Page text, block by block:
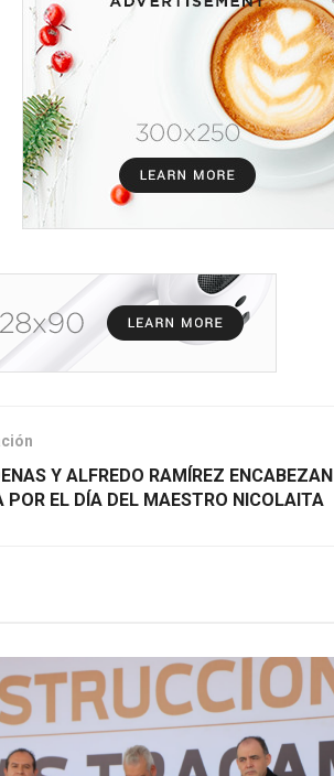
Y ALFREDO RAMÍREZ ENCABEZAN
POR EL DÍA DEL MAESTRO NICOLAITA